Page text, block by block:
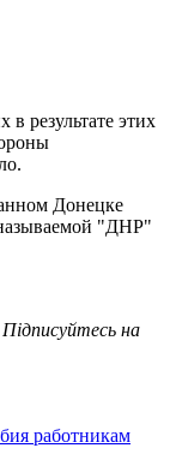
результате этих
Донецке
называемой "ДНР"
на
работникам